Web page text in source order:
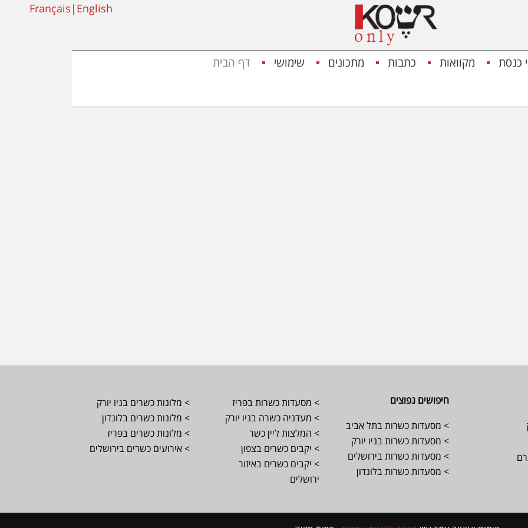
Français | English
כנסת מקוואות כתבות מתכונים שימושי
דף הבית
חיפושים נפוצים
> מסעדות כשרות בתל אביב
> מסעדות כשרות בניו יורק
> מסעדות כשרות בירושלים
> מסעדות כשרות בלונדון
> מסעדות כשרות בפריז
> מעדניה כשרה בניו יורק
> המלצות ליין כשר
> יקבים כשרים בצפון
> יקבים כשרים באיזור
ירושלים
> מלונות כשרים בניו יורק
> מלונות כשרים בלונדון
> מלונות כשרים בפריז
> אירועים כשרים בירושלים